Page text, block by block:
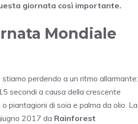
giornata così importante.
Mondiale
perdendo a un ritmo allarmante:
secondi a causa della crescente
piantagioni di soia e palma da olio. La
2017 da Rainforest